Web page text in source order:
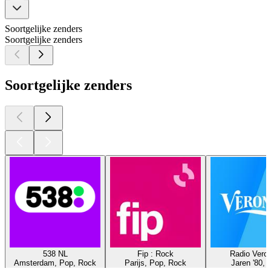
Soortgelijke zenders
Soortgelijke zenders
Soortgelijke zenders
538 NL
Amsterdam, Pop, Rock
Fip : Rock
Parijs, Pop, Rock
Radio
Jaren '80,